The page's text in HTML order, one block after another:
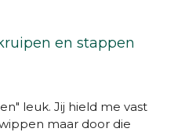
en stappen
leuk. Jij hield me vast
maar door die